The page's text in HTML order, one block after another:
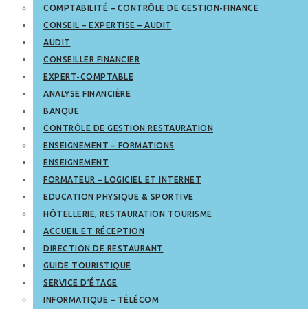
COMPTABILITÉ – CONTRÔLE DE GESTION-FINANCE
CONSEIL – EXPERTISE – AUDIT
AUDIT
CONSEILLER FINANCIER
EXPERT-COMPTABLE
ANALYSE FINANCIÈRE
BANQUE
CONTRÔLE DE GESTION RESTAURATION
ENSEIGNEMENT – FORMATIONS
ENSEIGNEMENT
FORMATEUR – LOGICIEL ET INTERNET
EDUCATION PHYSIQUE & SPORTIVE
HÔTELLERIE, RESTAURATION TOURISME
ACCUEIL ET RÉCEPTION
DIRECTION DE RESTAURANT
GUIDE TOURISTIQUE
SERVICE D’ÉTAGE
INFORMATIQUE – TÉLÉCOM